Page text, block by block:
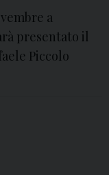
a
presentato il
Piccolo